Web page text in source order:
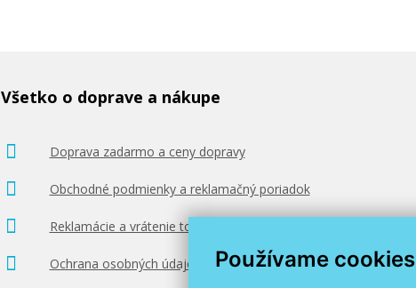
Používame cookies
Všetko o doprave a nákupe
Doprava zadarmo a ceny dopravy
Obchodné podmienky a reklamačný poriadok
Reklamácie a vrátenie tovaru
Ochrana osobných údajov